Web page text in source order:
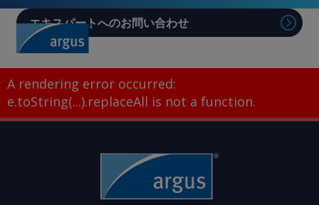
エキスパートへのお問い合わせ
A rendering error occurred:
e.toString(...).replaceAll is not a function.